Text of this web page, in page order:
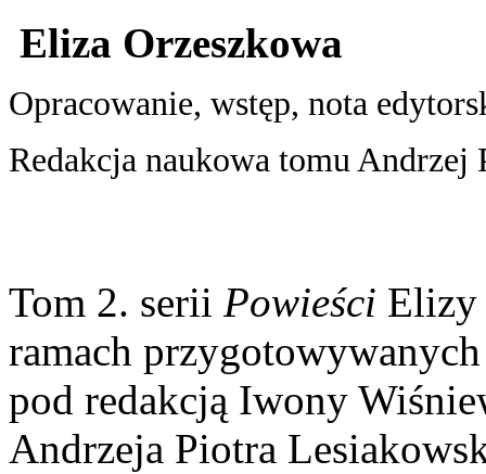
Eliza Orzeszkowa
Opracowanie, wstęp, nota
Redakcja naukowa tomu
Tom 2. serii Powieści Elizy
ramach
pod redakcją Iwony
Andrzeja Piotra